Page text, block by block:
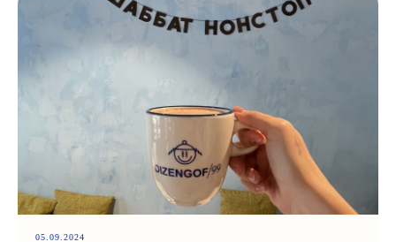
05.09.2024